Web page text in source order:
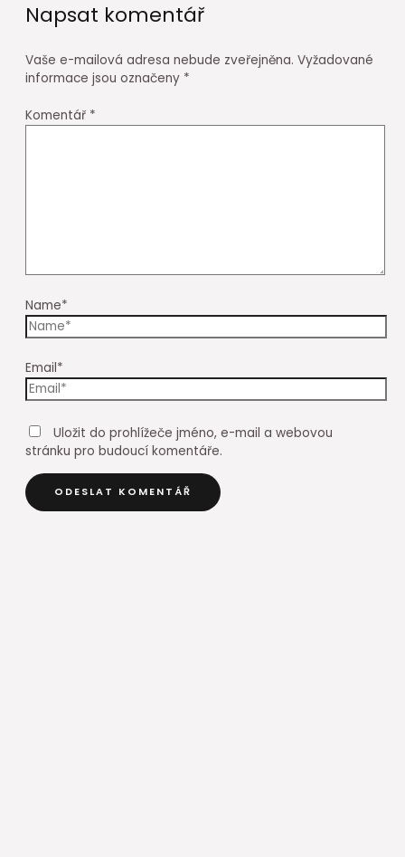
Napsat komentář
Vaše e-mailová adresa nebude zveřejněna. Vyžadované
informace jsou označeny *
Komentář *
Name*
Email*
Uložit do prohlížeče jméno, e-mail a webovou
stránku pro budoucí komentáře.